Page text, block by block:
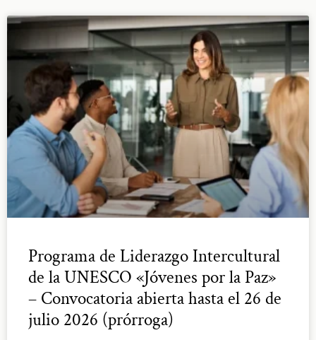
Programa de Liderazgo Intercultural
de la UNESCO «Jóvenes por la Paz»
– Convocatoria abierta hasta el 26 de
julio 2026 (prórroga)